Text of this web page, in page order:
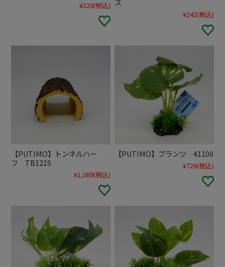
¥220(税込) ズ
¥242(税込)
【PUTIMO】トンネルハー
フ TB121S
¥1,089(税込)
【PUTIMO】プランツ 41100
¥726(税込)